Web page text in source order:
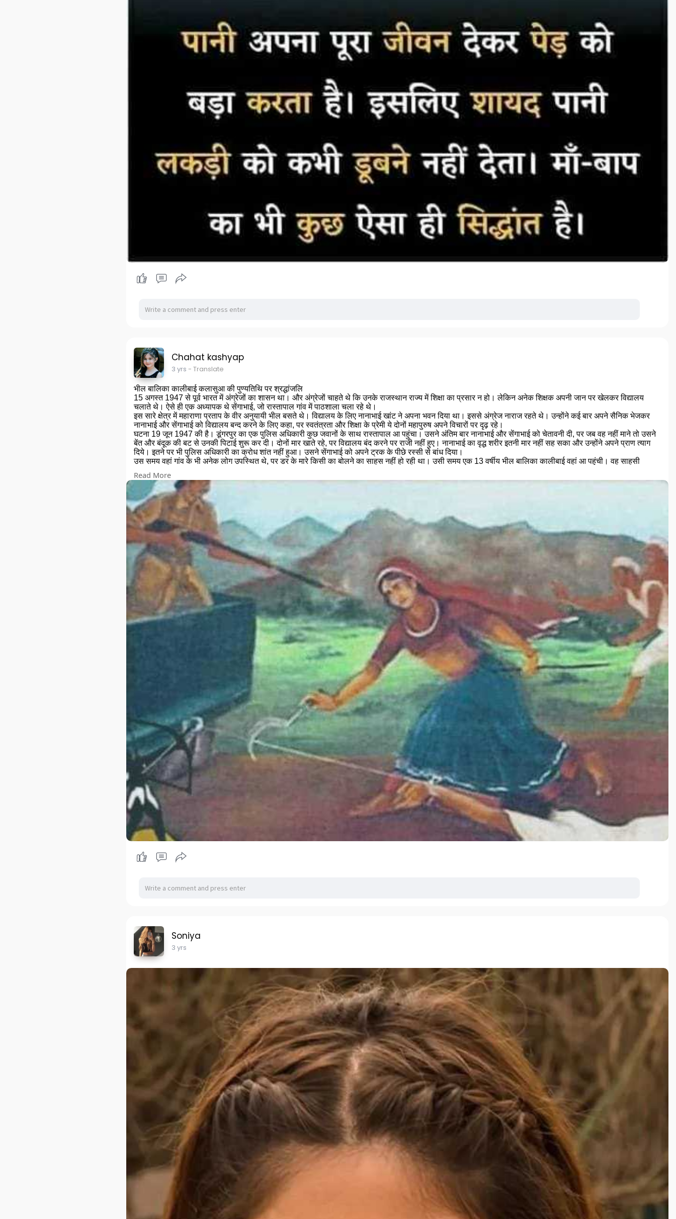
Chahat kashyap
3 yrs - Translate
भील बालिका कालीबाई कलासुआ की पुण्यतिथि पर श्रद्धांजलि
15 अगस्त 1947 से पूर्व भारत में अंग्रेजों का शासन था। और अंग्रेजों चाहते थे कि उनके राजस्थान राज्य में शिक्षा का प्रसार न हो। लेकिन अनेक शिक्षक अपनी जान पर खेलकर विद्यालय
चलाते थे। ऐसे ही एक अध्यापक थे सेंगाभाई, जो रास्तापाल गांव में पाठशाला चला रहे थे।
इस सारे क्षेत्र में महाराणा प्रताप के वीर अनुयायी भील बसते थे। विद्यालय के लिए नानाभाई खांट ने अपना भवन दिया था। इससे अंग्रेज नाराज रहते थे। उन्होंने कई बार अपने सैनिक भेजकर
नानाभाई और सेंगाभाई को विद्यालय बन्द करने के लिए कहा, पर स्वतंत्रता और शिक्षा के प्रेमी ये दोनों महापुरुष अपने विचारों पर दृढ़ रहे।
घटना 19 जून 1947 की है। डूंगरपुर का एक पुलिस अधिकारी कुछ जवानों के साथ रास्तापाल आ पहुंचा। उसने अंतिम बार नानाभाई और सेंगाभाई को चेतावनी दी, पर जब वह नहीं माने तो उसने
बेंत और बंदूक की बट से उनकी पिटाई शुरू कर दी। दोनों मार खाते रहे, पर विद्यालय बंद करने पर राजी नहीं हुए। नानाभाई का वृद्ध शरीर इतनी मार नहीं सह सका और उन्होंने अपने प्राण त्याग
दिये। इतने पर भी पुलिस अधिकारी का क्रोध शांत नहीं हुआ। उसने सेंगाभाई को अपने ट्रक के पीछे रस्सी से बांध दिया।
उस समय वहां गांव के भी अनेक लोग उपस्थित थे, पर डर के मारे किसी का बोलने का साहस नहीं हो रही था। उसी समय एक 13 वर्षीय भील बालिका कालीबाई वहां आ पहुंची। वह साहसी
को इस दशा में देखा, तो वह रुक गयी।
उसने पुलिस अधिकारी से पूछा कि इन दोनों को किस कारण पकड़ा गया है। पुलिस अधिकारी पहले तो चुप रहा, पर जब कालीबाई ने बार-बार पूछा, तो उसने बता दिया कि सरकार आदेश के विरुद्ध
विद्यालय चलाने के कारण उन्हें गिरफ्तार किया जा रहा है। कालीबाई ने कहा कि विद्यालय चलाना अपराध नहीं है। गोविन्द गुरुजी के आह्नान पर हर गांव में विद्यालय खोले जा रहे हैं। वे कहते हैं कि
शिक्षा ही हमारे विकास की कुंजी है।
पुलिस अधिकारी ने उसे इस प्रकार बोलते देख बौखला गया। उसने कहा कि विद्यालय चलाने वाले को गोली मार दी जाएगी। कालीबाई ने कहा, तो सबसे पहले मुझे गोली मारो। इस वार्तालाप से
गांव वाले भी उत्साहित होकर महारावल के विरुद्ध नारे लगाने लगे। इस पर पुलिस अधिकारी ने ट्रक चलाने का आदेश दिया। रस्सी से बंधे सेंगाभाई कराहते हुए घिसटने लगे। यह देखकर कालीबाई
आवेश में आ गयी। उसने हंसिये के एक ही वार से रस्सी काट दी।
पुलिस अधिकारी के क्रोध का ठिकाना न रहा। उसने अपनी पिस्तौल निकाली और कालीबाई पर गोली चला दी। इस पर गांव वालों ने पथराव शुरू कर दिया, जिससे डरकर पुलिस वाले भाग गये।
इस प्रकार कालीबाई के बलिदान से सेंगाभाई के प्राण बच गये। इसके बाद पुलिस वालों का उस क्षेत्र में आने का साहस नहीं हुआ। कुछ ही दिन बाद देश स्वतंत्र हो गया। आज डूंगरपुर और
सम्पूर्ण राजस्थान में शिक्षा की जो ज्योति जल रही है। उसमें कालीबाई और नानाभाई जैसे बलिदानियों का योगदान अविस्मरणीय है।
Read More
Soniya
3 yrs